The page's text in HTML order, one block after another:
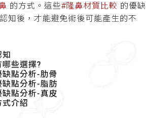
的方式。這些#隆鼻材質比較 的優缺
知後，才能避免術後可能產生的不
些選擇?
點分析-肋骨
點分析-脂肪
點分析-真皮
介紹